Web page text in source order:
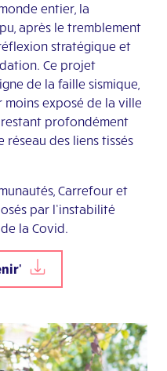
entier, la
après le tremblement
stratégique et
Ce projet
de la faille sismique,
exposé de la ville
profondément
réseau des liens tissés
Carrefour et
par l’instabilité
la Covid.